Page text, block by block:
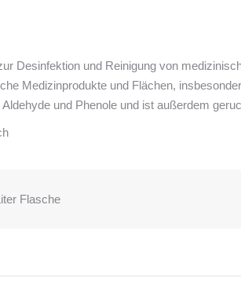
Desinfektion und Reinigung von
Medizinprodukte und Flächen,
und Phenole und ist außerdem
Flasche